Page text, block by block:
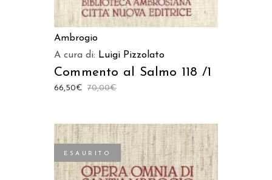
Ambrogio
A cura di: Luigi Pizzolato
Commento al Salmo 118 /1
70,00€
66,50€
ESAURITO